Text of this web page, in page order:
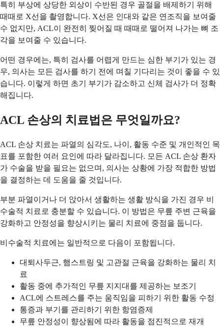
특히 부상에 상당한 외상이 수반된 경우 골절을 배제하기 위해
때때로 X선을 촬영합니다. X선은 인대와 같은 연조직을 보여줄
수 없지만, ACL이 완전히 찢어질 때 때때로 떨어져 나가는 뼈 조
각을 보여줄 수 있습니다.
어떤 경우에는, 특히 검사를 어렵게 만드는 심한 부기가 있는 경
우, 의사는 모든 검사를 하기 전에 며칠 기다리는 것이 좋을 수 있
습니다. 이렇게 하면 초기 부기가 감소하고 신체 검사가 더 정확
해집니다.
ACL 손상의 치료법은 무엇일까요?
ACL 손상 치료는 파열의 심각도, 나이, 활동 수준 및 개인적인 목
표를 포함한 여러 요인에 따라 달라집니다. 모든 ACL 손상 환자
가 수술을 받을 필요는 없으며, 의사는 상황에 가장 적합한 방법
을 결정하는 데 도움을 줄 것입니다.
부분 파열이거나 더 앉아서 생활하는 생활 방식을 가진 경우 비
수술적 치료로 충분할 수 있습니다. 이 방법은 무릎 주변 근육을
강화하고 안정성을 향상시키는 물리 치료에 중점을 둡니다.
비수술적 치료에는 일반적으로 다음이 포함됩니다.
대퇴사두근, 햄스트링 및 고관절 근육을 강화하는 물리 치
료
활동 중에 추가적인 무릎 지지대를 제공하는 보조기
ACL에 스트레스를 주는 움직임을 피하기 위한 활동 수정
통증과 부기를 관리하기 위한 항염증제
무릎 안정성이 향상됨에 따라 활동을 점진적으로 재개